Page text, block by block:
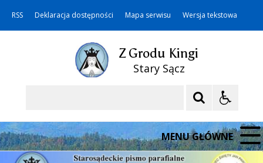
RSS Deklaracja dostępności Mapa serwisu Wersja tekstowa
Z Grodu Kingi
Stary Sącz
MENU GŁÓWNE